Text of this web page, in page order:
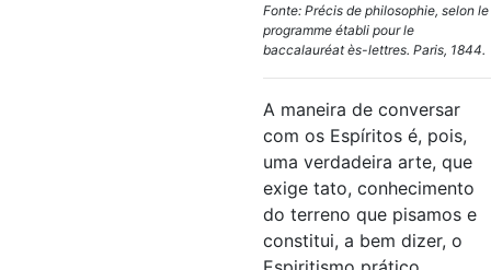
Fonte: Précis de philosophie, selon le
programme établi pour le
baccalauréat ès-lettres. Paris, 1844.
A maneira de conversar
com os Espíritos é, pois,
uma verdadeira arte, que
exige tato, conhecimento
do terreno que pisamos e
constitui, a bem dizer, o